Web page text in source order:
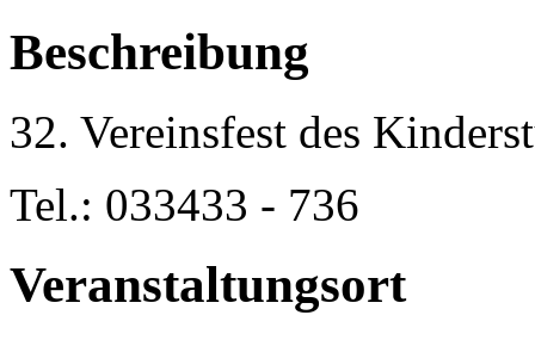
Beschreibung
32. Vereinsfest des
Tel.: 033433 - 736
Veranstaltungsort